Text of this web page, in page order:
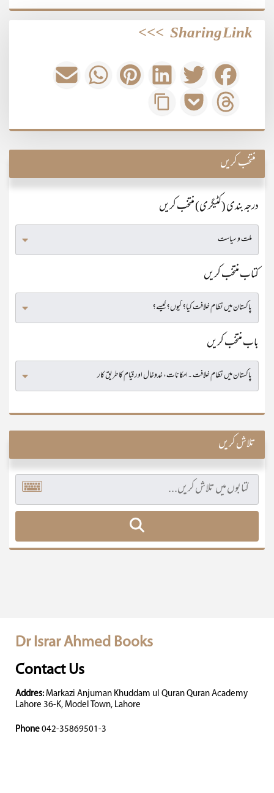
Sharing Link
>>>
منتخب کریں
درجہ بندی (کٹیگری) منتخب کریں
کتاب منتخب کریں
باب منتخب کریں
تلاش کریں
Dr Israr Ahmed Books
Contact Us
Addres: Markazi Anjuman Khuddam ul Quran Quran Academy
Lahore 36-K, Model Town, Lahore
Phone 042-35869501-3